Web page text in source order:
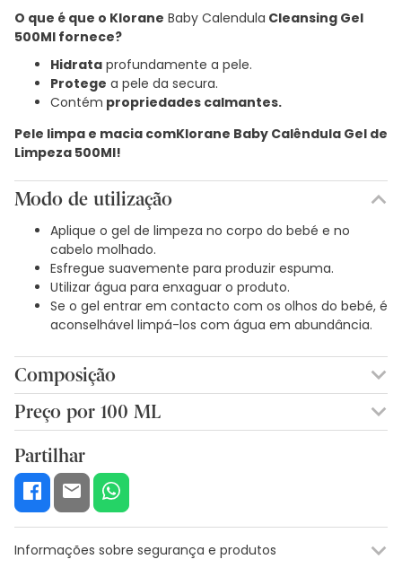
O que é que o Klorane Baby Calendula Cleansing Gel
500Ml fornece?
Hidrata profundamente a pele.
Protege a pele da secura.
Contém propriedades calmantes.
Pele limpa e macia comKlorane Baby Calêndula Gel de
Limpeza 500Ml!
Modo de utilização
Aplique o gel de limpeza no corpo do bebé e no
cabelo molhado.
Esfregue suavemente para produzir espuma.
Utilizar água para enxaguar o produto.
Se o gel entrar em contacto com os olhos do bebé, é
aconselhável limpá-los com água em abundância.
Composição
Agua (Aqua), Glicerina, Ceteareth-60, Miristilo Glicol, Coco
Glucosida, Sulfato de Coco de Zinc, Cocamfoacetato de
Ascorbilo, Extracto de Flor de Caléndula Officinalis, Ácido
Cítrico, Disódico Lauril Sulfosuccinato, Oleato de Glicerilo,
Citrato de Glicéridos de Palma Hidrogenada, Isoleucina,
Laureth-3, Lecitina, Ácido Maleico, Polisorbato 80,
Propilenglicol, Benzoato de Sodio, Cloruro de Sodio,
Hidróxido de Sodio, Tocoferol, Trisodio Etilenediamino
Preço por 100 ML
Partilhar
Informações sobre segurança e produtos